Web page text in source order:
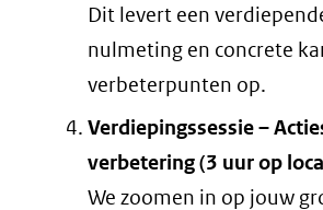
Dit levert een
nulmeting en concrete
verbeterpunten op.
Verdiepingssessie –
verbetering (3 uur op
We zoomen in op jouw